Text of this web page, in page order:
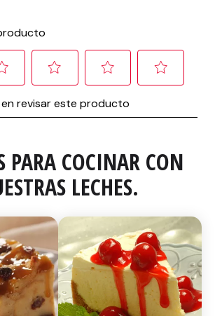
PARA COCINAR CON
LECHES.